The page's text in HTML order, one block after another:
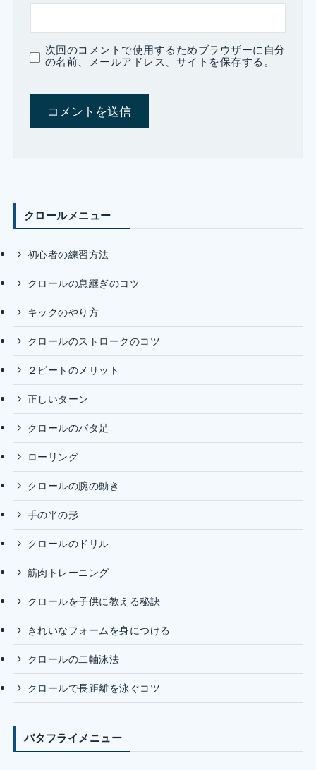
次回のコメントで使用するためブラウザーに自分
の名前、メールアドレス、サイトを保存する。
クロールメニュー
初心者の練習方法
クロールの息継ぎのコツ
キックのやり方
クロールのストロークのコツ
２ビートのメリット
正しいターン
クロールのバタ足
ローリング
クロールの腕の動き
手の平の形
クロールのドリル
筋肉トレーニング
クロールを子供に教える秘訣
きれいなフォームを身につける
クロールの二軸泳法
クロールで長距離を泳ぐコツ
バタフライメニュー